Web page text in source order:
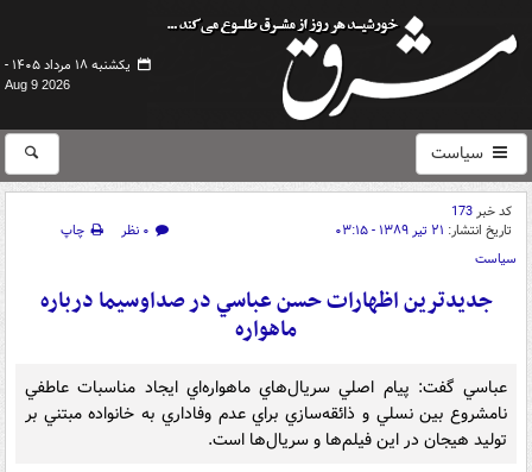
یکشنبه ۱۸ مرداد ۱۴۰۵ -
Aug 9 2026
سیاست
کد خبر173
تاریخ انتشار: ۲۱ تیر ۱۳۸۹ - ۰۳:۱۵ ۰ نظر
چاپ
سیاست
جديدترين اظهارات حسن عباسي در صداوسيما درباره
ماهواره
عباسي گفت: پيام اصلي سريال‌هاي ماهواره‌اي ايجاد مناسبات عاطفي
نامشروع بين نسلي و ذائقه‌سازي براي عدم وفاداري به خانواده مبتني بر
توليد هيجان در اين فيلم‌ها و سريال‌ها است.